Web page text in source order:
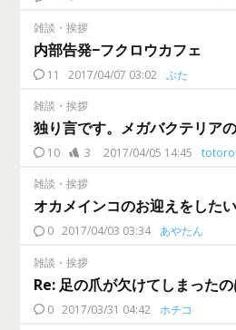
雑談・挨拶
内部告発−フクロウカフェ
11 2017/04/07 03:02 ぶた
雑談・挨拶
独り言です。メガバクテリアの
10 3 2017/04/05 14:45
雑談・挨拶
オカメインコのお迎えをした
0 2017/04/03 03:34 あやたん
雑談・挨拶
Re: 足の爪が欠けてしまった
0 2017/03/31 04:42 ホチコ